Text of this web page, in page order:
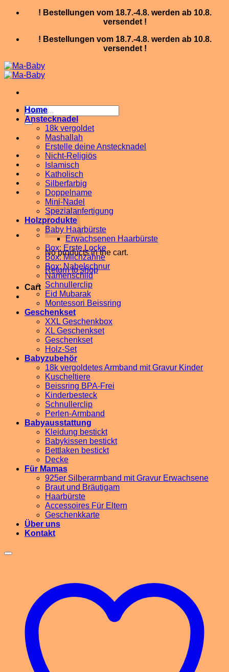
Skip
! Bestellungen vom 18.7.-4.8. werden ab 10.8.
versendet !
! Bestellungen vom 18.7.-4.8. werden ab 10.8.
versendet !
Search
for:
No products in the cart.
Return to shop
Cart
Home
Anstecknadel
18k vergoldet
Mashallah
Erstelle deine Anstecknadel
Nicht-Religiös
Islamisch
Katholisch
Silberfarbig
Doppelname
Mini-Nadel
Spezialanfertigung
Holzprodukte
Baby Haarbürste
Erwachsenen Haarbürste
Box: Erste Locke
Box: Milchzähne
Box: Nabelschnur
Namenschild
Schnullerclip
Eid Mubarak
Montessori Beissring
Geschenkset
XXL Geschenkbox
XL Geschenkset
Geschenkset
Holz-Set
Babyzubehör
18k vergoldetes Armband mit Gravur Kinder
Kuscheltiere
Beissring BPA-Frei
Kinderbesteck
Schnullerclip
Perlen-Armband
Babyausstattung
Kleidung bestickt
Babykissen bestickt
Bettlaken bestickt
Decke
Für Mamas
925er Silberarmband mit Gravur Erwachsene
Braut und Bräutigam
Haarbürste
Accessoires Für Eltern
Geschenkkarte
Über uns
Kontakt